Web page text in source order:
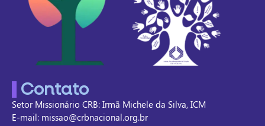
Contato
Setor Missionário CRB: Irmã Michele da Silva, ICM
E-mail: missao@crbnacional.org.br